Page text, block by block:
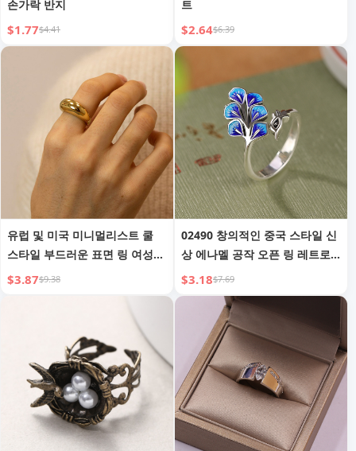
손가락 반지
$1.77$4.41
트
$2.64$6.39
유럽 및 미국 미니멀리스트 쿨
스타일 부드러운 표면 링 여성
용, INS 라운드 아크 스테인리스
$3.87$9.38
02490 창의적인 중국 스타일 신
상 에나멜 공작 오픈 링 레트로
클루아조네 개성 니치 엘레강트
핑거 링
$3.18$7.69